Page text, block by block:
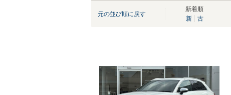
元の並び順に戻す
新着順
新
古